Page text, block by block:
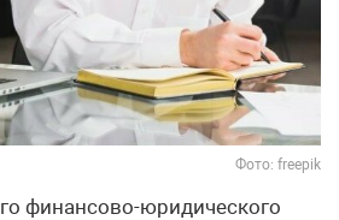
Фото: freepik
финансово-юридического